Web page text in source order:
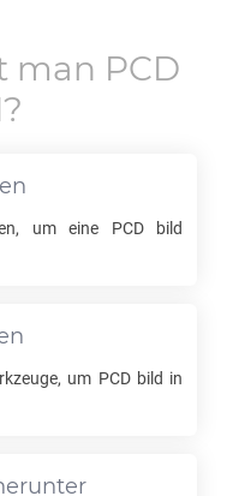
man PCD
?
um eine PCDbild
um PCDbild in